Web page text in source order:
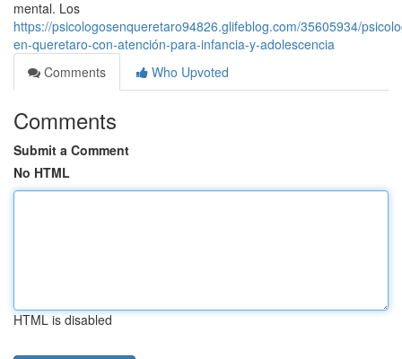
mental. Los
https://psicologosenqueretaro94826.glifeblog.com/35605934/
en-queretaro-con-atención-para-infancia-y-adolescencia
Comments
Who Upvoted
Comments
Submit a Comment
No HTML
HTML is disabled